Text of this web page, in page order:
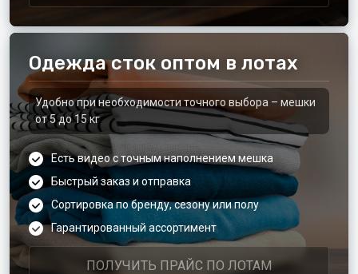
Одежда сток оптом в лотах
Удобно при необходимости точного выбора – мешки
от 5 до 15 кг
Есть видео с точным наполнением мешка
Быстрый заказ и отправка
Сортировка по бренду, сезону или полу
Гарантированный ассортимент
ПОЛУЧИТЬ ПРАЙС ПО ЛОТАМ